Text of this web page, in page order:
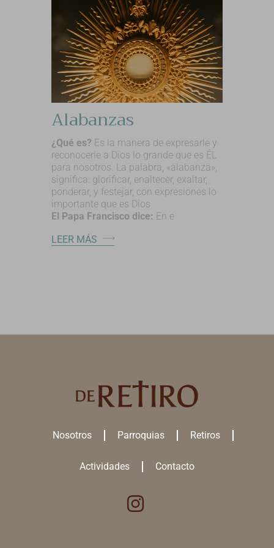
Alabanzas
¿Qué es? Es la manera de expresarle y
reconocerle a Dios lo grande que es ÉL
para nosotros. La palabra, «alabanza»,
significa: glorificar, enaltecer, exaltar,
ponderar, y festejar, con expresiones lo
importante que es Dios
El Papa Francisco dice: En e
LEER MÁS
Nosotros Parroquias Retiros
Actividades Contacto